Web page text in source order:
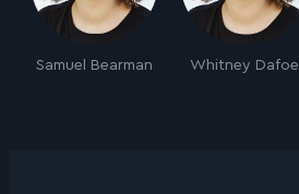
Samuel Bearman Whitney Dafoe